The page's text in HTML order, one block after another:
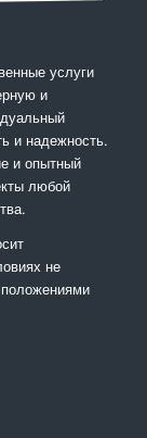
услуги
и
и надежность.
и опытный
любой
не